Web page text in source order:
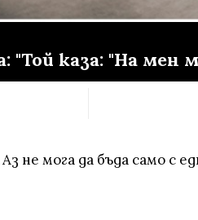
каза: "На мен
не мога да бъда само с